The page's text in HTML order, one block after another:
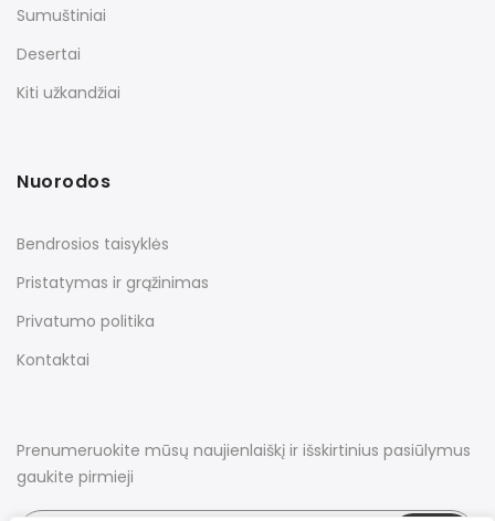
Sumuštiniai
Desertai
Kiti užkandžiai
Nuorodos
Bendrosios taisyklės
Pristatymas ir grąžinimas
Privatumo politika
Kontaktai
Prenumeruokite mūsų naujienlaiškį ir išskirtinius pasiūlymus
gaukite pirmieji